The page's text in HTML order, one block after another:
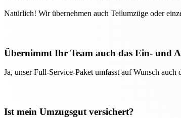
Natürlich! Wir übernehmen auch Teilumzüge oder
Übernimmt Ihr Team auch das Ein- und
Ja, unser Full-Service-Paket umfasst auf Wunsch
Ist mein Umzugsgut versichert?